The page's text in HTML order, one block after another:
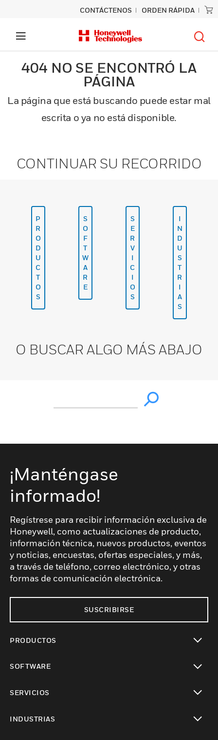
CONTÁCTENOS ORDEN RÁPIDA
404 NO SE ENCONTRÓ LA
PÁGINA
La página que está buscando puede estar mal
escrita o ya no está disponible.
CONTINUAR SU RECORRIDO
P
R
O
D
U
C
T
O
S
S
O
F
T
W
A
R
E
S
E
R
V
I
C
I
O
S
I
N
D
U
S
T
R
I
A
S
O BUSCAR ALGO MÁS ABAJO
¡Manténgase
informado!
Regístrese para recibir información exclusiva de
Honeywell, como actualizaciones de producto,
información técnica, nuevos productos, eventos
y noticias, encuestas, ofertas especiales, y más,
a través de teléfono, correo electrónico, y otras
formas de comunicación electrónica.
SUSCRIBIRSE
PRODUCTOS
SOFTWARE
SERVICIOS
INDUSTRIAS